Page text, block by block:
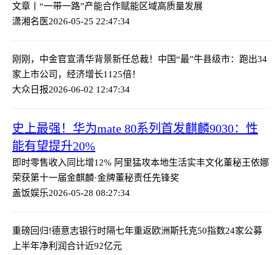
文章丨“一带一路”产能合作赋能区域高质量发展
潇湘名医2026-05-25 22:47:34
刚刚，中金官宣清华背景新任总裁！ 中国“最”牛县级市：跑出34
家上市公司，经济增长1125倍！
大众日报2026-06-02 12:47:34
史上最强！华为mate 80系列首发麒麟9030：性
能有望提升20%
即时零售收入同比增12% 阿里猛攻本地生活实丰文化董秘王依娜
荣获第十一届金麒麟·金牌董秘责任先锋奖
盖饭娱乐2026-05-28 08:27:34
重磅回归!德意志银行时隔七年重返欧洲斯托克50指数24家公募
上半年净利润合计近92亿元